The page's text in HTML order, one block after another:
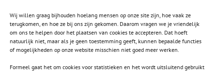
Wij willen graag bijhouden hoelang mensen op onze site zijn, hoe vaak ze
terugkomen, en hoe ze bij ons zijn gekomen. Daarom vragen we je vriendelijk
om ons te helpen door het plaatsen van cookies te accepteren. Dat hoeft
natuurlijk niet, maar als je geen toestemming geeft, kunnen bepaalde functies
of mogelijkheden op onze website misschien niet goed meer werken.
Formeel gaat het om cookies voor statistieken en het wordt uitsluitend gebruikt